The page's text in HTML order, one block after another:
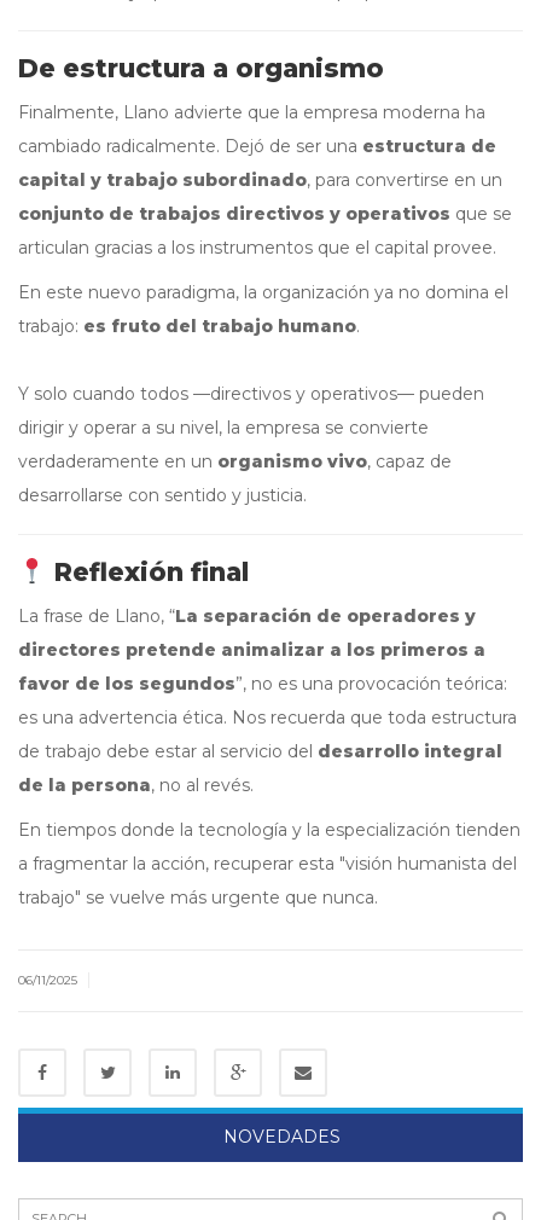
De estructura a organismo
Finalmente, Llano advierte que la empresa moderna ha
cambiado radicalmente. Dejó de ser una estructura de
capital y trabajo subordinado, para convertirse en un
conjunto de trabajos directivos y operativos que se
articulan gracias a los instrumentos que el capital provee.
En este nuevo paradigma, la organización ya no domina el
trabajo: es fruto del trabajo humano.
Y solo cuando todos —directivos y operativos— pueden
dirigir y operar a su nivel, la empresa se convierte
verdaderamente en un organismo vivo, capaz de
desarrollarse con sentido y justicia.
Reflexión final
La frase de Llano, “La separación de operadores y
directores pretende animalizar a los primeros a
favor de los segundos”, no es una provocación teórica:
es una advertencia ética. Nos recuerda que toda estructura
de trabajo debe estar al servicio del desarrollo integral
de la persona, no al revés.
En tiempos donde la tecnología y la especialización tienden
a fragmentar la acción, recuperar esta "visión humanista del
trabajo" se vuelve más urgente que nunca.
06/11/2025
NOVEDADES